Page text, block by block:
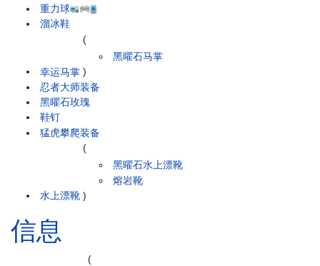
重力球
溜冰鞋
幸运马掌
(
黑曜石马掌
)
忍者大师装备
黑曜石玫瑰
鞋钉
猛虎攀爬装备
水上漂靴
(
黑曜石水上漂靴
熔岩靴
)
信息
(